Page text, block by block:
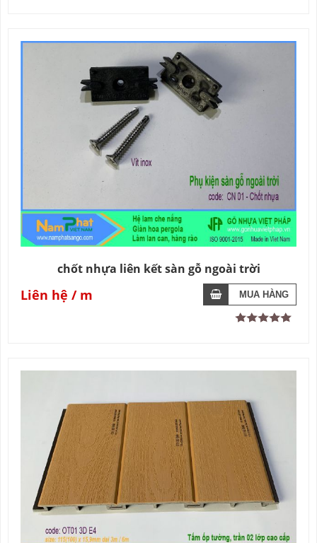
chốt nhựa liên kết sàn gỗ ngoài trời
Liên hệ